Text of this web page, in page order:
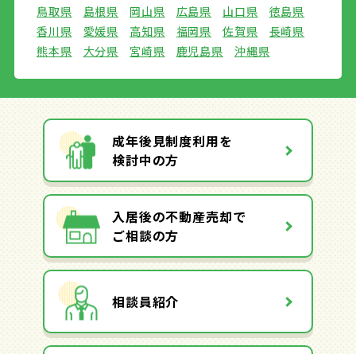
鳥取県
島根県 岡山県 広島県 山口県
徳島県
香川県
愛媛県 高知県 福岡県 佐賀県
長崎県
熊本県
大分県 宮崎県 鹿児島県 沖縄県
成年後見制度利用を
検討中の方
入居後の不動産売却で
ご相談の方
相談員紹介